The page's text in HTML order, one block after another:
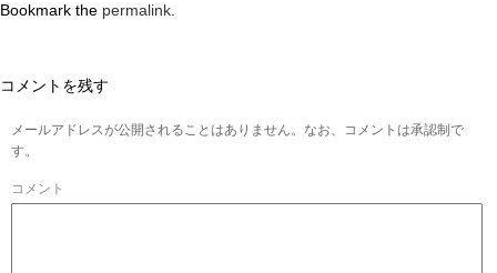
Bookmark the permalink.
コメントを残す
メールアドレスが公開されることはありません。なお、コメントは承認制で
す。
コメント